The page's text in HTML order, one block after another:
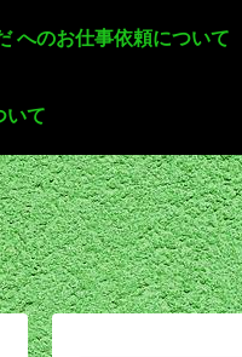
へのお仕事依頼について
いて